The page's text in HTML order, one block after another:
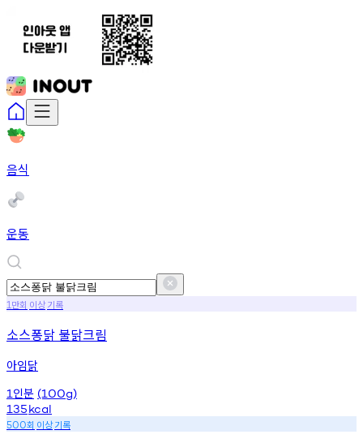
음식
운동
1 만회 이상기록
소스퐁닭 불닭크림
아임닭
1 인분 (100g)
135kcal
500회 이상기록